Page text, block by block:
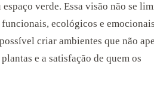
verde. Essa visão não se
funcionais, ecológicos e
criar ambientes que não
e a satisfação de quem os